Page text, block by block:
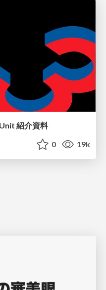
紹介資料
0 19k